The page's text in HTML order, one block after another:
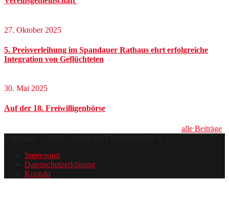
27. Oktober 2025
5. Preisverleihung im Spandauer Rathaus ehrt erfolgreiche
Integration von Geflüchteten
30. Mai 2025
Auf der 18. Freiwilligenbörse
alle Beiträge
Impressum
Datenschutzerklärung
Kontakt